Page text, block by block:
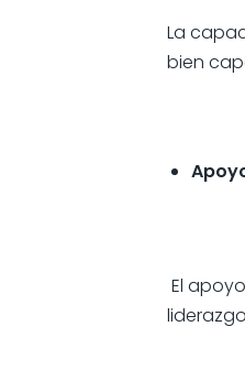
La
bien
El